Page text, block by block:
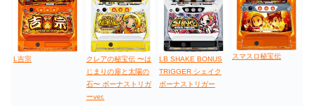
L吉宗
クレアの秘宝伝 〜は
じまりの扉と太陽の
石〜 ボーナストリガ
ーver.
LB SHAKE BONUS
TRIGGER シェイク
ボーナストリガー
スマスロ秘宝伝